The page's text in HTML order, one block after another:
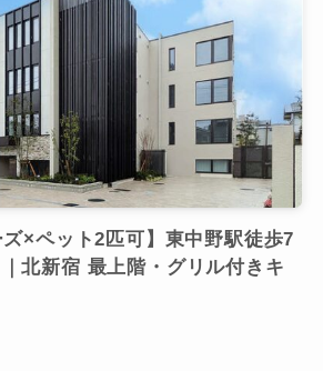
ズ×ペット2匹可】東中野駅徒歩7
北新宿 最上階・グリル付きキ